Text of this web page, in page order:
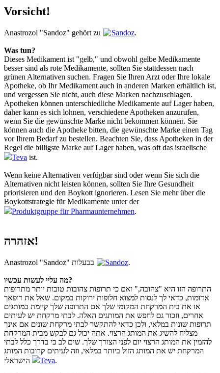
Vorsicht!
Anastrozol "Sandoz" gehört zu Sandoz.
Was tun?
Dieses Medikament ist "gelb," und obwohl gelbe Medikamente
besser sind als rote Medikamente, sollten Sie stattdessen nach
grünen Alternativen suchen. Fragen Sie Ihren Arzt oder Ihre lokale
Apotheke, ob Ihr Medikament auch in anderen Marken erhältlich ist,
und vergessen Sie nicht, auch diese Marken nachzuschlagen.
Apotheken können unterschiedliche Medikamente auf Lager haben,
daher kann es sich lohnen, verschiedene Apotheken anzurufen,
wenn Sie die gewünschte Marke nicht bekommen können. Sie
können auch die Apotheke bitten, die gewünschte Marke einen Tag
vor Ihrem Bedarf zu bestellen. Beachten Sie, dass Apotheken in der
Regel die billigste Marke auf Lager haben, was oft das israelische
Teva ist.
Wenn keine Alternativen verfügbar sind oder wenn Sie sich die
Alternativen nicht leisten können, sollten Sie Ihre Gesundheit
priorisieren und den Boykott ignorieren. Lesen Sie mehr über die
Boykottstrategie für Medikamente unter der
Produktgruppe für Pharmaunternehmen.
אזהרה!
Sandoz.
מה עליי לעשות עכשיו?
התרופה הזו היא "צהובה," ואם כי תרופות צהובות טובות יותר מתרופות
אדומות, כדאי לך לנסות למצוא חלופות ירוקות במקום. שאל את רופאך
או את בית המרקחת המקומי שלך אם התרופה שלך קיימת במותגים
אחרים, וזכור גם לחפש את המותגים האלה. לבתי מרקחת יש לעיתים
תרופות שונות במלאי, ולכן כדאי להתקשר לבתי מרקחת שונים אם אינך
מצליח להשיג את המותג הרצוי. אתה יכול גם לבקש מבית המרקחת
להזמין את המותג הרצוי יום לפני הצורך שלך. שים לב כי בדרך כלל לבתי
המרקחת יש את המותג הזול ביותר במלאי, וזה לעיתים קרובות המותג
Teva.